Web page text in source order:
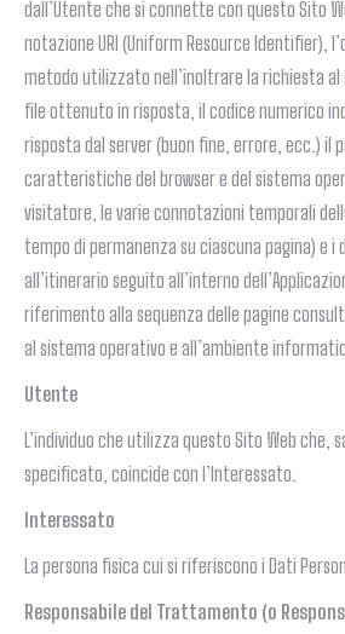
dall’Utente che si connette con questo Sito
notazione URI (Uniform Resource Identifier),
metodo utilizzato nell’inoltrare la richiesta al
file ottenuto in risposta, il codice numerico
risposta dal server (buon fine, errore, ecc.) il
caratteristiche del browser e del sistema
visitatore, le varie connotazioni temporali
tempo di permanenza su ciascuna pagina) e
all’itinerario seguito all’interno
riferimento alla sequenza delle pagine
al sistema operativo e all’ambiente
Utente
L’individuo che utilizza questo Sito Web che,
specificato, coincide con l’Interessato.
Interessato
La persona fisica cui si riferiscono i Dati
Responsabile del Trattamento (o